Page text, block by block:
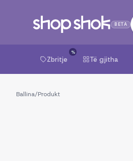
BETA
Zbritje
%
Të gjitha
Ballina/Produkt